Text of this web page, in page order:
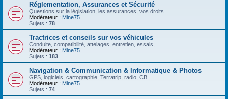
Réglementation, Assurances et Sécurité
Questions sur la législation, les assurances, vos droits...
Modérateur : Mine75
Sujets : 78
Tractrices et conseils sur vos véhicules
Conduite, compatibilité, attelages, entretien, essais, ...
Modérateur : Mine75
Sujets : 183
Navigation & Communication & Informatique & Photos
GPS, logiciels, cartographie, Terratrip, radio, CB...
Modérateur : Mine75
Sujets : 74